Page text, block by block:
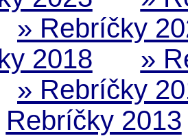
» Rebríčky
2018
»
» Rebríčky
Rebríčky 2013